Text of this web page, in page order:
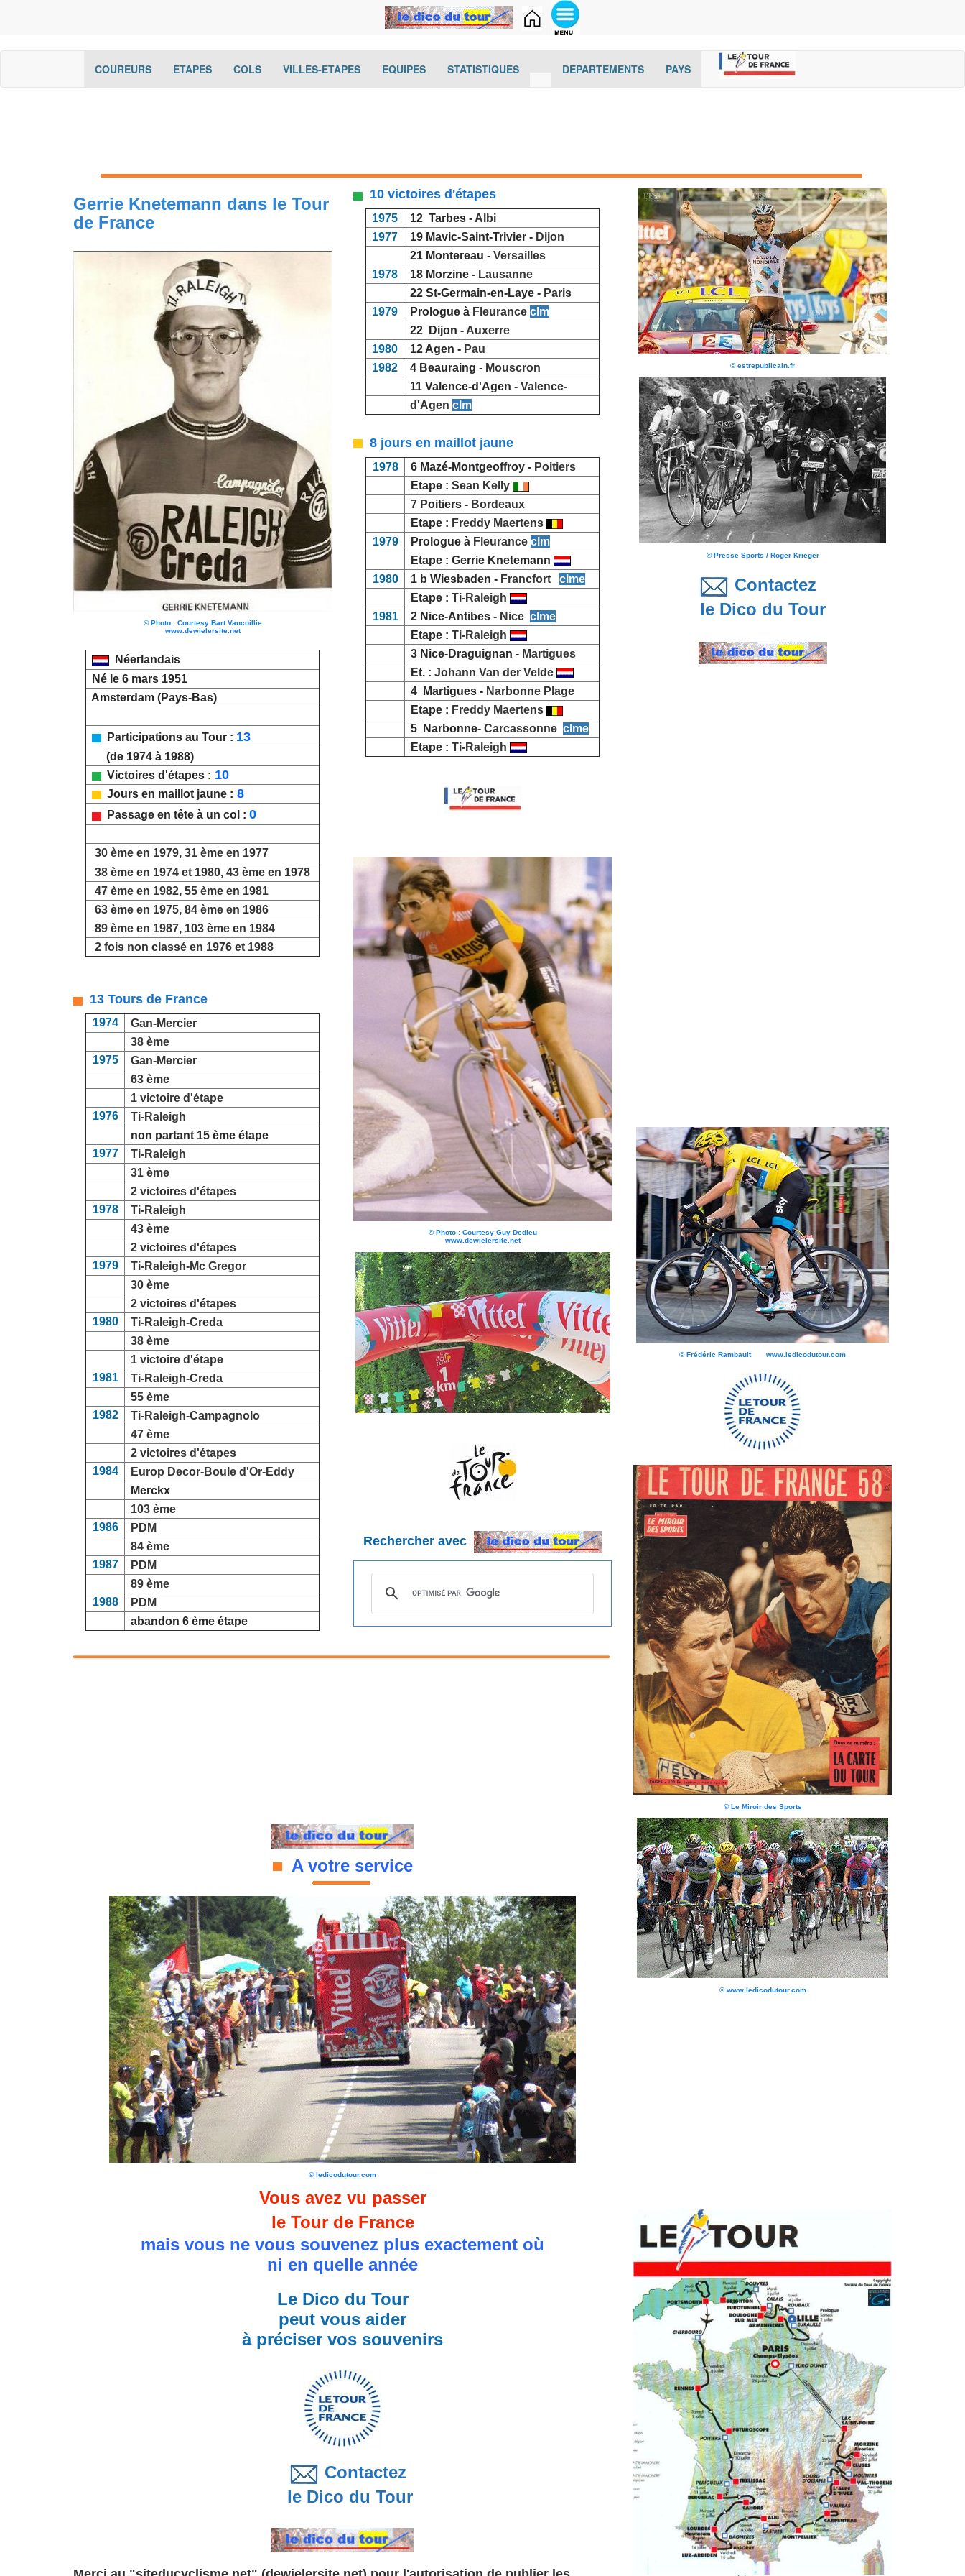
COUREURS(current)ETAPES(current)
COLS(current)VILLES-ETAPES(current)EQUIPES(current)STATISTIQUES(current)(current)
DEPARTEMENTS(current)
PAYS(cur
Gerrie Knetemann dans le Tour
de France
© Photo : Courtesy Bart Vancoillie
www.dewielersite.net
Néerlandais
Né le 6 mars 1951
Amsterdam (Pays-Bas)
Participations au Tour : 13
(de 1974 à 1988)
Victoires d'étapes : 10
Jours en maillot jaune : 8
Passage en tête à un col : 0
30 ème en 1979, 31 ème en 1977
38 ème en 1974 et 1980, 43 ème en 1978
47 ème en 1982, 55 ème en 1981
63 ème en 1975, 84 ème en 1986
89 ème en 1987, 103 ème en 1984
2 fois non classé en 1976 et 1988
13 Tours de France
1974
Gan-Mercier
38 ème
1975
Gan-Mercier
63 ème
1 victoire d'étape
1976
Ti-Raleigh
non partant 15 ème étape
1977
Ti-Raleigh
31 ème
2 victoires d'étapes
1978
Ti-Raleigh
43 ème
2 victoires d'étapes
1979
Ti-Raleigh-Mc Gregor
30 ème
2 victoires d'étapes
1980
Ti-Raleigh-Creda
38 ème
1 victoire d'étape
1981
Ti-Raleigh-Creda
55 ème
1982
Ti-Raleigh-Campagnolo
47 ème
2 victoires d'étapes
1984
Europ Decor-Boule d'Or-Eddy
Merckx
103 ème
1986
PDM
84 ème
1987
PDM
89 ème
1988
PDM
abandon 6 ème étape
10 victoires d'étapes
1975 12 Tarbes - Albi
1977
19 Mavic-Saint-Trivier - Dijon
21 Montereau - Versailles
1978
18 Morzine - Lausanne
22 St-Germain-en-Laye - Paris
1979
Prologue à Fleurance clm
22 Dijon - Auxerre
1980
12 Agen - Pau
1982
4 Beauraing - Mouscron
11 Valence-d'Agen - Valence-
d'Agen clm
8 jours en maillot jaune
1978 6 Mazé-Montgeoffroy - Poitiers
Etape : Sean Kelly
7 Poitiers - Bordeaux
Etape : Freddy Maertens
1979
Prologue à Fleurance clm
Etape : Gerrie Knetemann
1980
1 b Wiesbaden - Francfort
clme
Etape : Ti-Raleigh
1981
2 Nice-Antibes - Nice clme
Etape : Ti-Raleigh
3 Nice-Draguignan - Martigues
Et. : Johann Van der Velde
4 Martigues - Narbonne Plage
Etape : Freddy Maertens
5 Narbonne- Carcassonne clme
Etape : Ti-Raleigh
© Photo : Courtesy Guy Dedieu
www.dewielersite.net
Rechercher avec
A votre service
© ledicodutour.com
Vous avez vu passer
le Tour de France
mais vous ne vous souvenez plus exactement où
ni en quelle année
Le Dico du Tour
peut vous aider
à préciser vos souvenirs
Contactez
le Dico du Tour
© estrepublicain.fr
© Presse Sports / Roger Krieger
Contactez
le Dico du Tour
© Frédéric Rambault www.ledicodutour.com
© Le Miroir des Sports
© www.ledicodutour.com